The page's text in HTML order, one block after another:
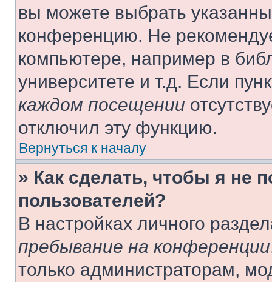
вы можете выбрать
конференцию. Не
компьютере, например в
университете и т.д. Если
каждом посещении
отключил эту функцию.
Вернуться к началу
» Как сделать, чтобы я не
пользователей?
В настройках личного
пребывание на конференции
только администраторам,